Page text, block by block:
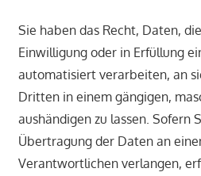
Sie haben das Recht, Daten,
Einwilligung oder in Erfüllung
automatisiert verarbeiten, an
Dritten in einem gängigen,
aushändigen zu lassen. Sofern
Übertragung der Daten an
Verantwortlichen verlangen,